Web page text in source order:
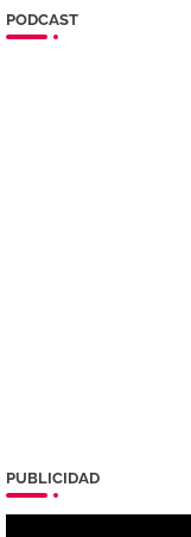
PODCAST
PUBLICIDAD